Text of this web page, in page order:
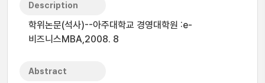
Description
학위논문(석사)--아주대학교 경영대학원 :e-
비즈니스MBA,2008. 8
Abstract